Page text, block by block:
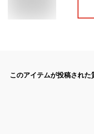
このアイテムが投稿された